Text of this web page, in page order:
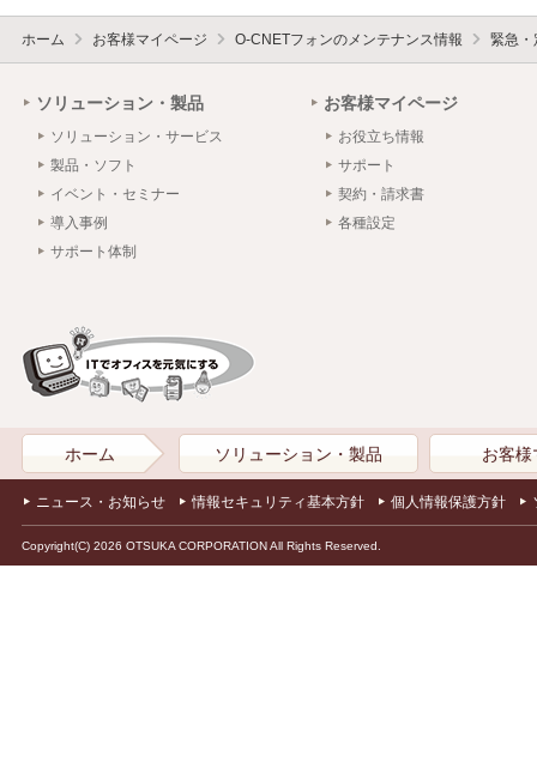
ホーム お客様マイページ O-CNETフォンのメンテナンス情報 緊急・
ソリューション・製品
ソリューション・サービス
製品・ソフト
イベント・セミナー
導入事例
サポート体制
お客様マイページ
お役立ち情報
サポート
契約・請求書
各種設定
ホーム ソリューション・製品 お客様
ニュース・お知らせ 情報セキュリティ基本方針 個人情報保護方針
Copyright(C) 2026 OTSUKA CORPORATION All Rights Reserved.